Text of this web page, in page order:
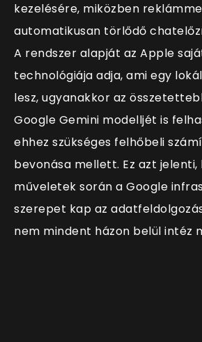
kezelésére, miközben
automatikusan törlődő
A rendszer alapját az Apple
technológiája adja, ami egy
lesz, ugyanakkor az
Google Gemini modelljét is
ehhez szükséges felhőbeli
bevonása mellett. Ez azt jelenti,
műveletek során a Google
szerepet kap az
nem mindent házon belül intéz